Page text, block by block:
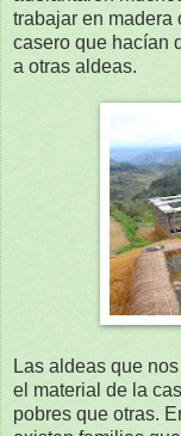
trabajar en madera
casero que hacían
a otras aldeas.
Las aldeas que
el material de la
pobres que otras.